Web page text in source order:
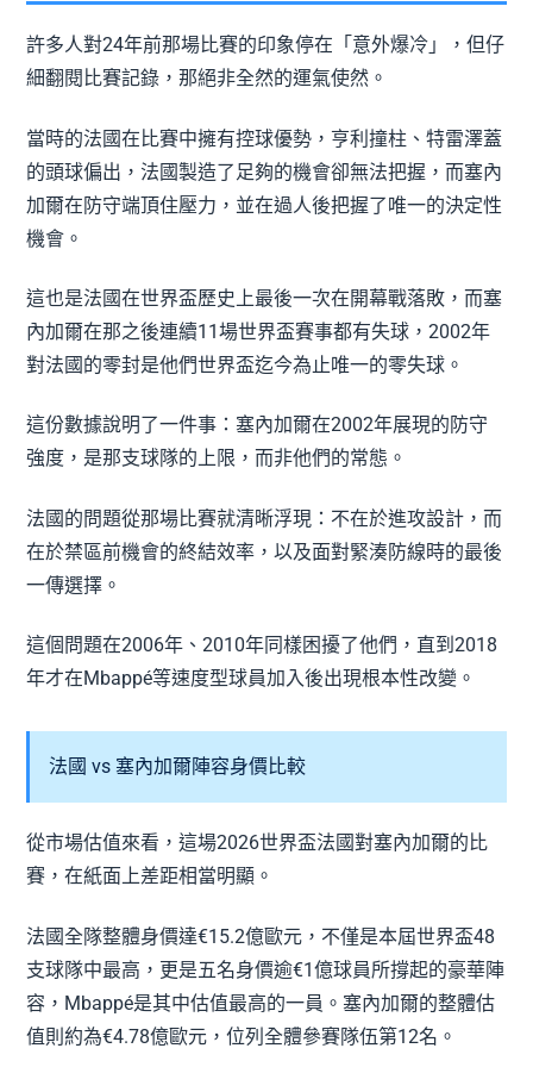
許多人對24年前那場比賽的印象停在「意外爆冷」，但仔
細翻閱比賽記錄，那絕非全然的運氣使然。
當時的法國在比賽中擁有控球優勢，亨利撞柱、特雷澤蓋
的頭球偏出，法國製造了足夠的機會卻無法把握，而塞內
加爾在防守端頂住壓力，並在過人後把握了唯一的決定性
機會。
這也是法國在世界盃歷史上最後一次在開幕戰落敗，而塞
內加爾在那之後連續11場世界盃賽事都有失球，2002年
對法國的零封是他們世界盃迄今為止唯一的零失球。
這份數據說明了一件事：塞內加爾在2002年展現的防守
強度，是那支球隊的上限，而非他們的常態。
法國的問題從那場比賽就清晰浮現：不在於進攻設計，而
在於禁區前機會的終結效率，以及面對緊湊防線時的最後
一傳選擇。
這個問題在2006年、2010年同樣困擾了他們，直到2018
年才在Mbappé等速度型球員加入後出現根本性改變。
法國 vs 塞內加爾陣容身價比較
從市場估值來看，這場2026世界盃法國對塞內加爾的比
賽，在紙面上差距相當明顯。
法國全隊整體身價達€15.2億歐元，不僅是本屆世界盃48
支球隊中最高，更是五名身價逾€1億球員所撐起的豪華陣
容，Mbappé是其中估值最高的一員。塞內加爾的整體估
值則約為€4.78億歐元，位列全體參賽隊伍第12名。